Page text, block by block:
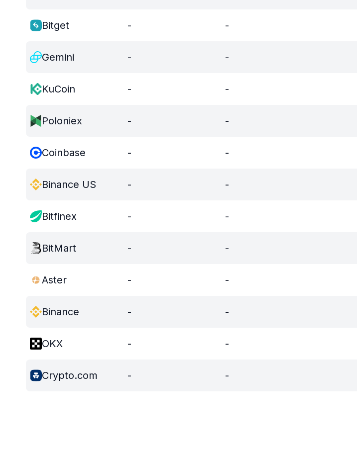
Bitget - -
Gemini - -
KuCoin - -
Poloniex - -
Coinbase - -
Binance US - -
Bitfinex - -
BitMart - -
Aster - -
Binance - -
OKX - -
Crypto.com - -